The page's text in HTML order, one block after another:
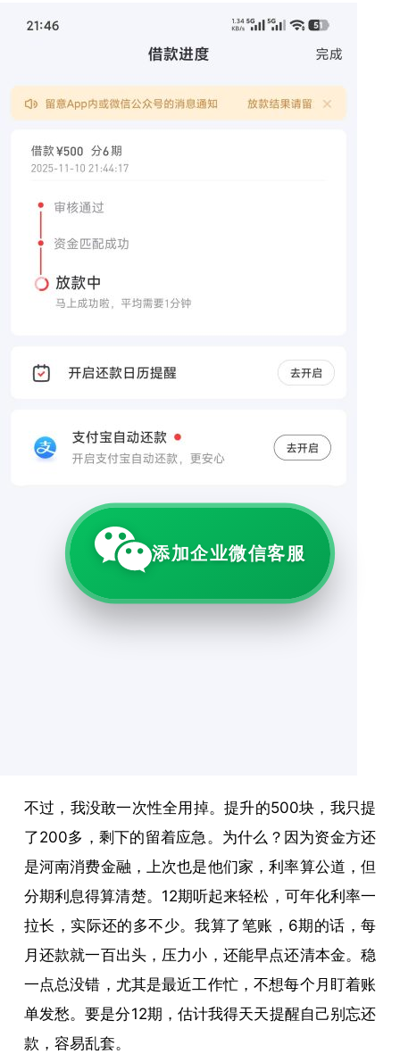
不过，我没敢一次性全用掉。提升的500块，我只提
了200多，剩下的留着应急。为什么？因为资金方还
是河南消费金融，上次也是他们家，利率算公道，但
分期利息得算清楚。12期听起来轻松，可年化利率一
拉长，实际还的多不少。我算了笔账，6期的话，每
月还款就一百出头，压力小，还能早点还清本金。稳
一点总没错，尤其是最近工作忙，不想每个月盯着账
单发愁。要是分12期，估计我得天天提醒自己别忘还
款，容易乱套。
添加企业微信客服